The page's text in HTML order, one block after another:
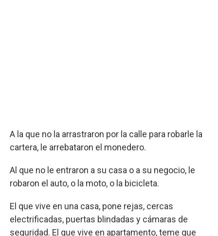
A la que no la arrastraron por la calle para robarle la
cartera, le arrebataron el monedero.
Al que no le entraron a su casa o a su negocio, le
robaron el auto, o la moto, o la bicicleta.
El que vive en una casa, pone rejas, cercas
electrificadas, puertas blindadas y cámaras de
seguridad. El que vive en apartamento, teme que